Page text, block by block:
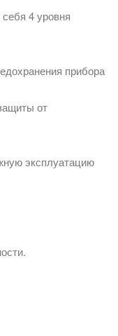
4 уровня
прибора
от
эксплуатацию